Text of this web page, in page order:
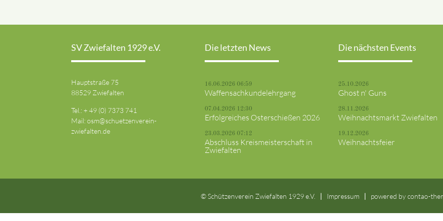
SV Zwiefalten 1929 e.V.
Hauptstraße 75
88529 Zwiefalten
Tel.: + 49 (0) 7373 741
Mail:osm@schuetzenverein-
zwiefalten.de
Die letzten News
16.06.2026 06:59
Waffensachkundelehrgang
07.04.2026 12:30
Erfolgreiches Osterschießen 2026
23.03.2026 07:12
Abschluss Kreismeisterschaft in
Zwiefalten
Die nächsten Events
25.10.2026
Ghost n' Guns
28.11.2026
Weihnachtsmarkt Zwiefalten
19.12.2026
Weihnachtsfeier
© Schützenverein Zwiefalten 1929 e.V. Impressum powered bycontao-